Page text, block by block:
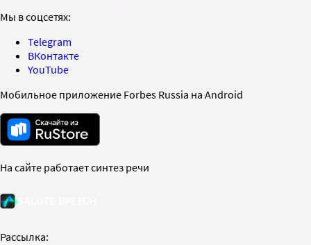
Мы в соцсетях:
Telegram
ВКонтакте
YouTube
Мобильное приложение Forbes Russia на Android
На сайте работает синтез речи
Рассылка: